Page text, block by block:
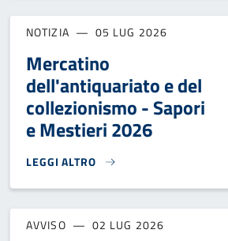
NOTIZIA 05 LUG 2026
Mercatino
dell'antiquariato e del
collezionismo - Sapori
e Mestieri 2026
LEGGI ALTRO
MERCATINO DELL'ANTIQUARIATO E
AVVISO 02 LUG 2026